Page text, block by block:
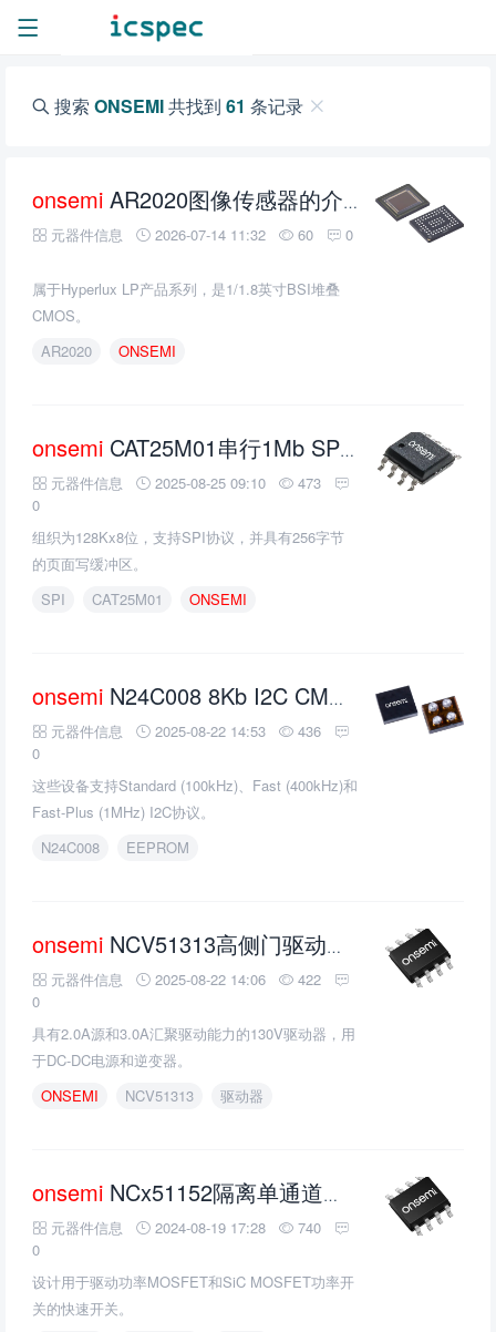
搜索 ONSEMI共找到 61 条记录
onsemi AR2020图像传感器的介绍、特性、及应用
元器件信息 2026-07-14 11:32 60 0
属于Hyperlux LP产品系列，是1/1.8英寸BSI堆叠
CMOS。
AR2020
ONSEMI
onsemi CAT25M01串行1Mb SPI eeprom的介绍、特性、及应用
元器件信息 2025-08-25 09:10
473
0
组织为128Kx8位，支持SPI协议，并具有256字节
的页面写缓冲区。
SPI
CAT25M01 ONSEMI
onsemi N24C008 8Kb I2C CMOS串行EEPROM的介绍、特性、及应用
元器件信息 2025-08-22 14:53
436
0
这些设备支持Standard (100kHz)、Fast (400kHz)和
Fast-Plus (1MHz) I2C协议。
N24C008
EEPROM
onsemi NCV51313高侧门驱动器的介绍、特性、及应用
元器件信息 2025-08-22 14:06
422
0
具有2.0A源和3.0A汇聚驱动能力的130V驱动器，用
于DC-DC电源和逆变器。
ONSEMI
NCV51313 驱动器
onsemi NCx51152隔离单通道栅极驱动器的介绍、特性、及应用
元器件信息 2024-08-19 17:28
740
0
设计用于驱动功率MOSFET和SiC MOSFET功率开
关的快速开关。